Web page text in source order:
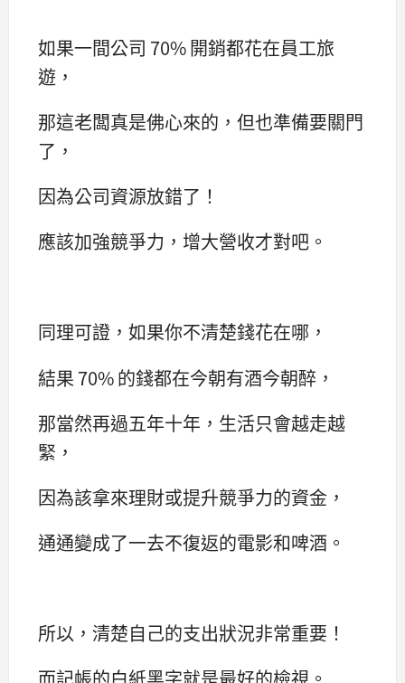
如果一間公司 70% 開銷都花在員工旅
遊，
那這老闆真是佛心來的，但也準備要關門
了，
因為公司資源放錯了！
應該加強競爭力，增大營收才對吧。
同理可證，如果你不清楚錢花在哪，
結果 70% 的錢都在今朝有酒今朝醉，
那當然再過五年十年，生活只會越走越
緊，
因為該拿來理財或提升競爭力的資金，
通通變成了一去不復返的電影和啤酒。
所以，清楚自己的支出狀況非常重要！